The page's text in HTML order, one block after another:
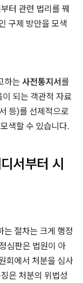
터 관련 법리를 꿰
구제 방안을 모색
하는 사전통지서를
되는 객관적 자료
등)를 선제적으로
색할 수 있습니다.
서부터 시
는 절차는 크게 행정
심판은 법원이 아
회에서 처분을 심사
은 처분의 위법성